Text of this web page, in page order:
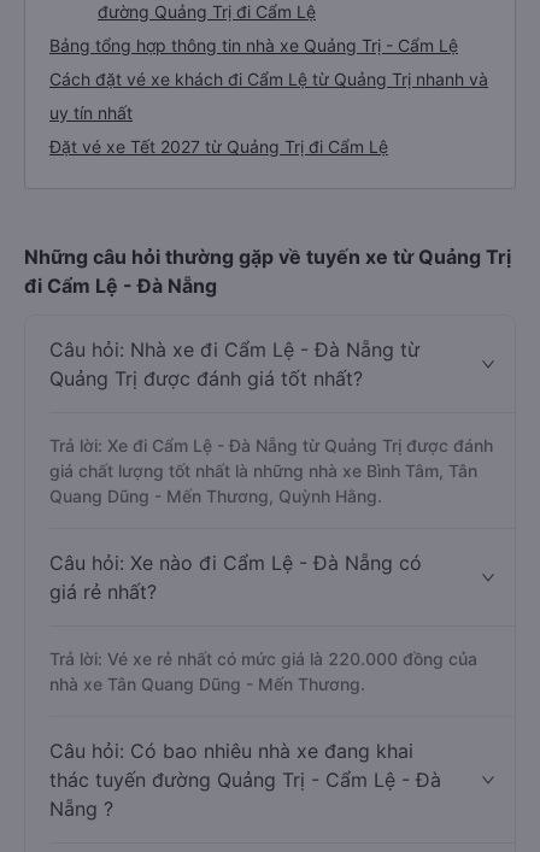
đường Quảng Trị đi Cẩm Lệ
Bảng tổng hợp thông tin nhà xe Quảng Trị - Cẩm Lệ
Cách đặt vé xe khách đi Cẩm Lệ từ Quảng Trị nhanh và
uy tín nhất
Đặt vé xe Tết 2027 từ Quảng Trị đi Cẩm Lệ
Những câu hỏi thường gặp về tuyến xe từ Quảng Trị
đi Cẩm Lệ - Đà Nẵng
Câu hỏi: Nhà xe đi Cẩm Lệ - Đà Nẵng từ
Quảng Trị được đánh giá tốt nhất?
Trả lời: Xe đi Cẩm Lệ - Đà Nẵng từ Quảng Trị được đánh
giá chất lượng tốt nhất là những nhà xe Bình Tâm, Tân
Quang Dũng - Mến Thương, Quỳnh Hằng.
Câu hỏi: Xe nào đi Cẩm Lệ - Đà Nẵng có
giá rẻ nhất?
Trả lời: Vé xe rẻ nhất có mức giá là 220.000 đồng của
nhà xe Tân Quang Dũng - Mến Thương.
Câu hỏi: Có bao nhiêu nhà xe đang khai
thác tuyến đường Quảng Trị - Cẩm Lệ - Đà
Nẵng ?